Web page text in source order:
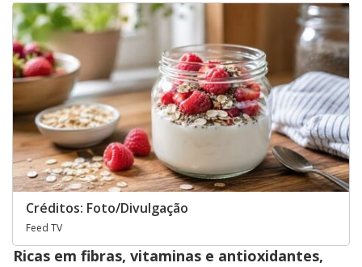
Créditos: Foto/Divulgação
Feed TV
Ricas em fibras, vitaminas e antioxidantes,